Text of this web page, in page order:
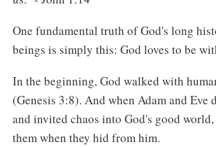
One fundamental truth of God's long
beings is simply this: God loves to be
In the beginning, God walked with
(Genesis 3:8). And when Adam and Eve
and invited chaos into God's good
them when they hid from him.